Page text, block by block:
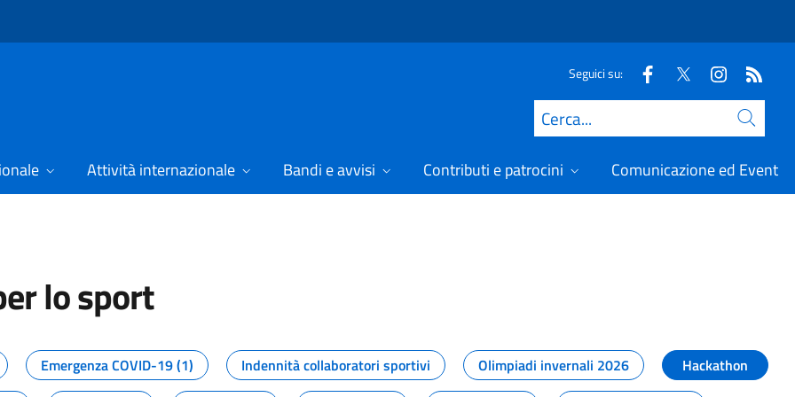
Seguici su:
Cerca
Attività internazionale Bandi e avvisi Contributi e patrocini Comunicazione ed Eventi
lo sport
dal Dipartimento per lo sport
Emergenza COVID-19 (1) Indennità collaboratori sportivi Olimpiadi invernali 2026
Hackathon